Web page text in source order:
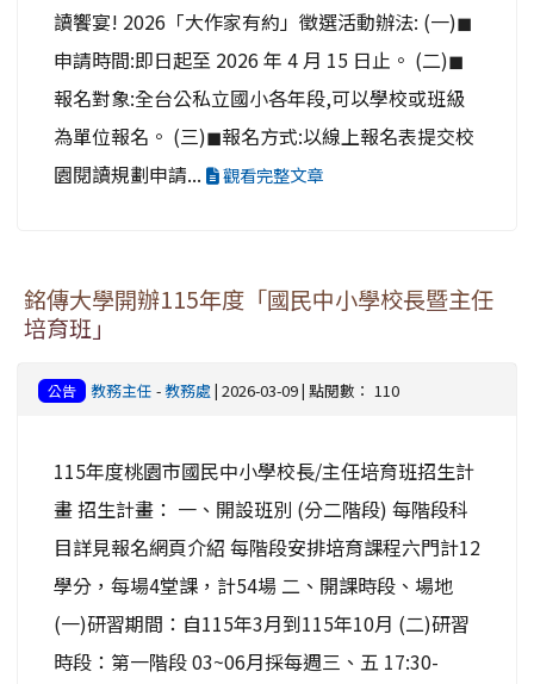
讀饗宴! 2026「大作家有約」徵選活動辦法: (一)◼
申請時間:即日起至 2026 年 4 月 15 日止。 (二)◼
報名對象:全台公私立國小各年段,可以學校或班級
為單位報名。 (三)◼報名方式:以線上報名表提交校
園閱讀規劃申請...
觀看完整文章
銘傳大學開辦115年度「國民中小學校長暨主任
培育班」
公告 教務主任 -教務處 | 2026-03-09 | 點閱數： 110
115年度桃園市國民中小學校長/主任培育班招生計
畫 招生計畫： 一、開設班別 (分二階段) 每階段科
目詳見報名網頁介紹 每階段安排培育課程六門計12
學分，每場4堂課，計54場 二、開課時段、場地
(一)研習期間：自115年3月到115年10月 (二)研習
時段：第一階段 03~06月採每週三、五 17:30-